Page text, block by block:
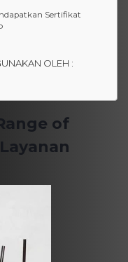
Sertifikat
OLEH :
of